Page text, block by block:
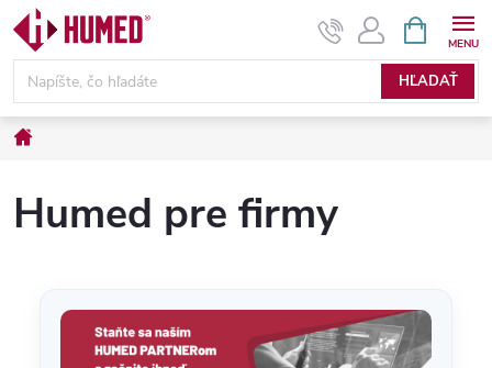
Prejsť
obsah
HĽADAŤ
KOŠÍK
Domov
Humed pre firmy